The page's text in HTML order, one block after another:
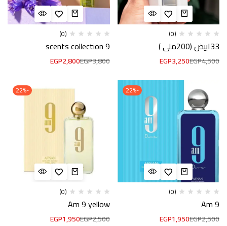
(0)
33ابيض (200ملي )
EGP4,500
EGP3,250
(0)
9 scents collection
EGP3,800
EGP2,800
-22%
(0)
Am 9
EGP2,500
EGP1,950
-22%
(0)
Am 9 yellow
EGP2,500
EGP1,950